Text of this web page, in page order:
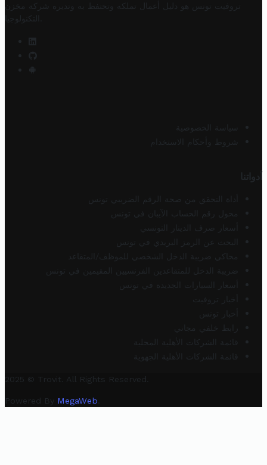
تروفيت تونس هو دليل أعمال تملكه وتحتفظ به وتديره
شركة مخزن
التكنولوجيا
سياسة الخصوصية
شروط وأحكام الاستخدام
أدواتنا
أداة التحقق من صحة الرقم الضريبي تونس
محول رقم الحساب الآيبان في تونس
أسعار صرف الدينار التونسي
البحث عن الرمز البريدي في تونس
محاكي ضريبة الدخل الشخصي للموظف/المتقاعد
ضريبة الدخل للمتقاعدين الفرنسيين المقيمين في تونس
أسعار السيارات الجديدة في تونس
أخبار تروفيت
أخبار تونس
رابط خلفي مجاني
قائمة الشركات الأهلية المحلية
قائمة الشركات الأهلية الجهوية
2025 © Trovit. All Rights Reserved.
Powered By MegaWeb